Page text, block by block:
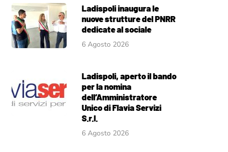
Ladispoli inaugura le
nuove strutture del PNRR
dedicate al sociale
6 Agosto 2026
Ladispoli, aperto il bando
per la nomina
dell’Amministratore
Unico di Flavia Servizi
S.r.l.
6 Agosto 2026